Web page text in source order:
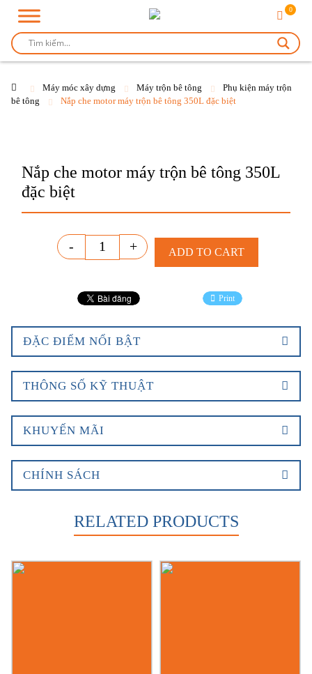
0
Máy móc xây dựng Máy trộn bê tông
Phụ kiện máy trộn
bê tông
Nắp che motor máy trộn bê tông 350L đặc biệt
Nắp che motor máy trộn bê tông 350L
đặc biệt
Quantity
- + ADD TO CART
Print
ĐẶC ĐIỂM NỔI BẬT
THÔNG SỐ KỸ THUẬT
KHUYẾN MÃI
CHÍNH SÁCH
RELATED PRODUCTS